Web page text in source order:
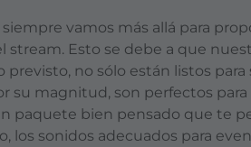
vamos más allá para
stream. Esto se debe a que
no sólo están listos para
su magnitud, son perfectos
paquete bien pensado que te
los sonidos adecuados para